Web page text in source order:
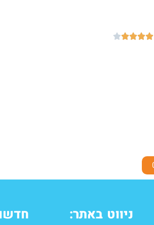





ניווט באתר: